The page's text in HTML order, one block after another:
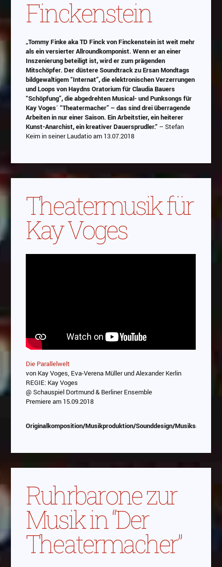
Finckenstein
„Tommy Finke aka TD Finck von Finckenstein ist weit mehr
als ein versierter Allroundkomponist. Wenn er an einer
Inszenierung beteiligt ist, wird er zum prägenden
Mitschöpfer. Der düstere Soundtrack zu Ersan Mondtags
bildgewaltigem “Internat”, die elektronischen Verzerrungen
und Loops von Haydns Oratorium für Claudia Bauers
“Schöpfung”, die abgedrehten Musical- und Punksongs für
Kay Voges´ “Theatermacher” – das sind drei überragende
Arbeiten in nur einer Saison. Ein Arbeitstier, ein heiterer
Kunst-Anarchist, ein kreativer Dauersprudler.“ – Stefan
Keim in seiner Laudatio am 13.07.2018
Theatermusik für
Kay Voges
Die Parallelwelt
von Kay Voges, Eva-Verena Müller und Alexander Kerlin
REGIE: Kay Voges
@ Schauspiel Dortmund & Berliner Ensemble
Premiere am 15.09.2018
Originalkomposition/Musikproduktion/Sounddesign/
Ruhrbarone zur
Musik in “Der
Theatermacher”